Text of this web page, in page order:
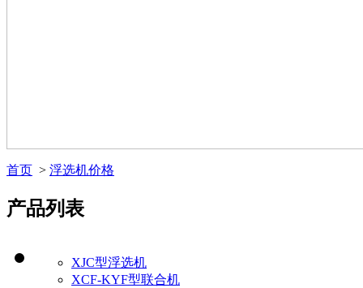
首页 > 浮选机价格
产品列表
XJC型浮选机
XCF-KYF型联合机